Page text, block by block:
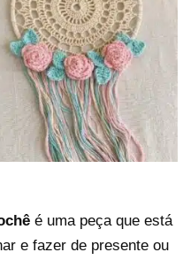
é uma peça que está
e fazer de presente ou